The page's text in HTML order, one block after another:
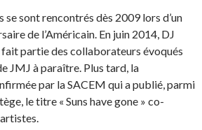
se sont rencontrés dès 2009 lors d’un
de l’Américain. En juin 2014, DJ
partie des collaborateurs évoqués
JMJ à paraître. Plus tard, la
par la SACEM qui a publié, parmi
le titre « Suns have gone » co-